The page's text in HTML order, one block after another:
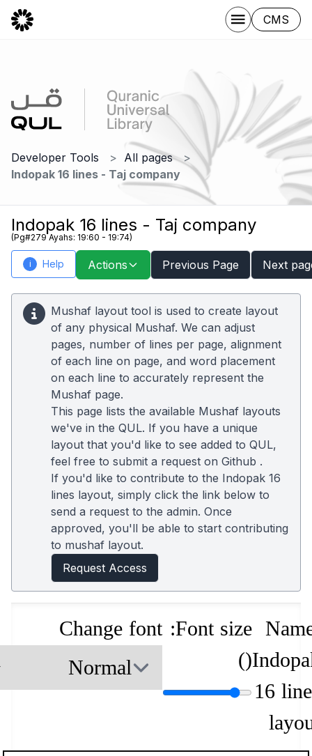
CMS
Developer Tools
All pages
Indopak 16 lines - Taj company
Indopak 16 lines - Taj company
(Pg#279 Ayahs: 19:60 - 19:74)
i Help Actions Previous Page Next
Mushaf layout tool is used to create layout
of any physical Mushaf. We can adjust
pages, number of lines per page, alignment
of each line on page, and word placement
on each line to accurately represent the
Mushaf page.
This page lists the available Mushaf layouts
we've in the QUL. If you have a unique
layout that you'd like to see added to QUL,
feel free to submit a request on Github .
If you'd like to contribute to the Indopak 16
lines layout, simply click the link below to
send a request to the admin. Once
approved, you'll be able to start contributing
to mushaf layout.
Request Access
16
Font size:
(
)
Change font